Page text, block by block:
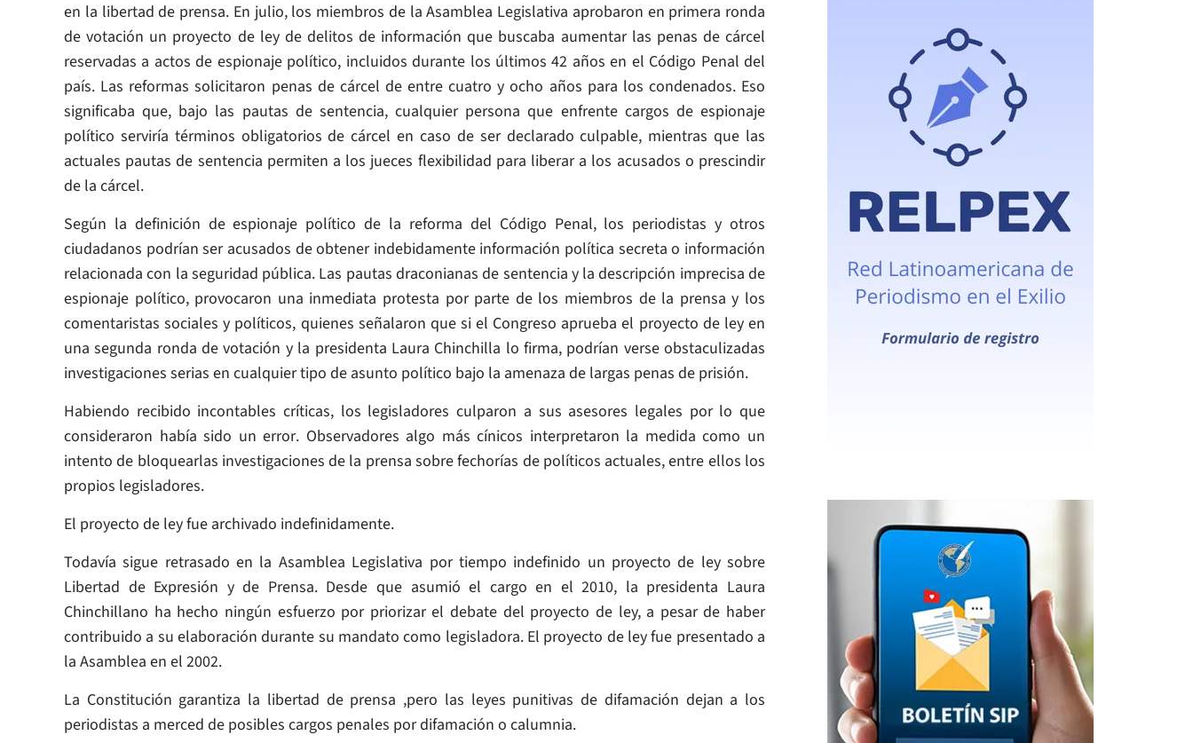
en la libertad de prensa. En julio, los miembros de la Asamblea Legislativa aprobaron en primera ronda
de votación un proyecto de ley de delitos de información que buscaba aumentar las penas de cárcel
reservadas a actos de espionaje político, incluidos durante los últimos 42 años en el Código Penal del
país. Las reformas solicitaron penas de cárcel de entre cuatro y ocho años para los condenados. Eso
significaba que, bajo las pautas de sentencia, cualquier persona que enfrente cargos de espionaje
político serviría términos obligatorios de cárcel en caso de ser declarado culpable, mientras que las
actuales pautas de sentencia permiten a los jueces flexibilidad para liberar a los acusados o prescindir
de la cárcel.
Según la definición de espionaje político de la reforma del Código Penal, los periodistas y otros
ciudadanos podrían ser acusados de obtener indebidamente información política secreta o información
relacionada con la seguridad pública. Las pautas draconianas de sentencia y la descripción imprecisa de
espionaje político, provocaron una inmediata protesta por parte de los miembros de la prensa y los
comentaristas sociales y políticos, quienes señalaron que si el Congreso aprueba el proyecto de ley en
una segunda ronda de votación y la presidenta Laura Chinchilla lo firma, podrían verse obstaculizadas
investigaciones serias en cualquier tipo de asunto político bajo la amenaza de largas penas de prisión.
Habiendo recibido incontables críticas, los legisladores culparon a sus asesores legales por lo que
consideraron había sido un error. Observadores algo más cínicos interpretaron la medida como un
intento de bloquearlas investigaciones de la prensa sobre fechorías de políticos actuales, entre ellos los
propios legisladores.
El proyecto de ley fue archivado indefinidamente.
Todavía sigue retrasado en la Asamblea Legislativa por tiempo indefinido un proyecto de ley sobre
Libertad de Expresión y de Prensa. Desde que asumió el cargo en el 2010, la presidenta Laura
Chinchillano ha hecho ningún esfuerzo por priorizar el debate del proyecto de ley, a pesar de haber
contribuido a su elaboración durante su mandato como legisladora. El proyecto de ley fue presentado a
la Asamblea en el 2002.
La Constitución garantiza la libertad de prensa ,pero las leyes punitivas de difamación dejan a los
periodistas a merced de posibles cargos penales por difamación o calumnia.